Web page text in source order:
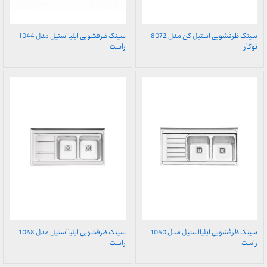
سینک ظرفشویی استیل کن مدل 8072
توکار
سینک ظرفشویی ایلیااستیل مدل 1044
راست
سینک ظرفشویی ایلیااستیل مدل 1060
راست
سینک ظرفشویی ایلیااستیل مدل 1068
راست